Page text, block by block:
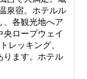
泉宿。ホテルル
、各観光地へア
央ロープウェイ
レッキング、
ります。ホテル